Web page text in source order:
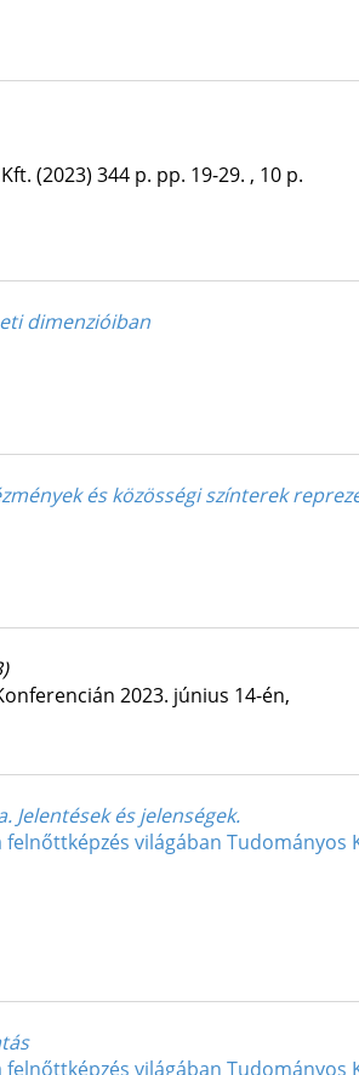
(2023) 344 p. pp. 19-29. , 10 p.
dimenzióiban
és közösségi színterek
2023. június 14-én,
és jelenségek.
világában
világában